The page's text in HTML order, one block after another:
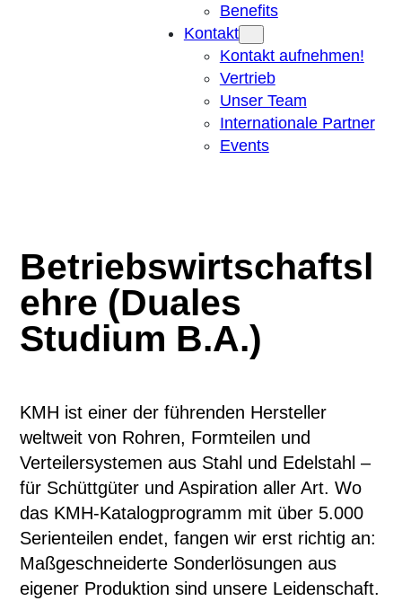
Benefits
Kontakt
Kontakt aufnehmen!
Vertrieb
Unser Team
Internationale Partner
Events
Betriebswirtschaftsl
ehre (Duales
Studium B.A.)
KMH ist einer der führenden Hersteller
weltweit von Rohren, Formteilen und
Verteilersystemen aus Stahl und Edelstahl –
für Schüttgüter und Aspiration aller Art. Wo
das KMH-Katalogprogramm mit über 5.000
Serienteilen endet, fangen wir erst richtig an:
Maßgeschneiderte Sonderlösungen aus
eigener Produktion sind unsere Leidenschaft.